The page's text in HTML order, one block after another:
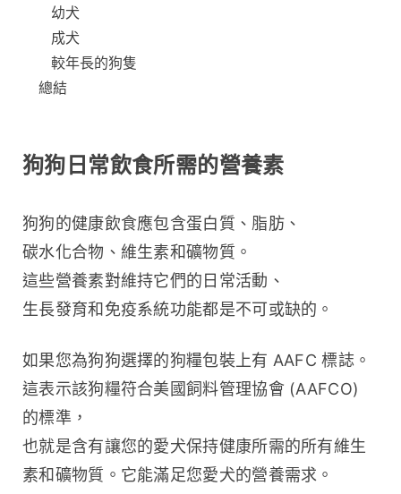
幼犬
成犬
較年長的狗隻
總結
狗狗日常飲食所需的營養素
狗狗的健康飲食應包含蛋白質、脂肪、
碳水化合物、維生素和礦物質。
這些營養素對維持它們的日常活動、
生長發育和免疫系統功能都是不可或缺的。
如果您為狗狗選擇的狗糧包裝上有 AAFC 標誌。
這表示該狗糧符合美國飼料管理協會 (AAFCO)
的標準，
也就是含有讓您的愛犬保持健康所需的所有維生
素和礦物質。它能滿足您愛犬的營養需求。